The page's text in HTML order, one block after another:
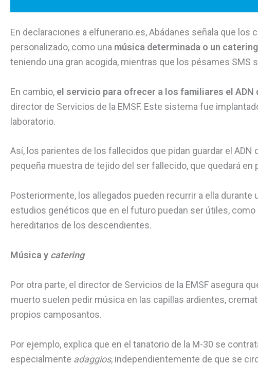
En declaraciones a elfunerario.es, Abádanes señala que los
personalizado, como una música determinada o un
teniendo una gran acogida, mientras que los pésames SMS
En cambio, el servicio para ofrecer a los familiares el
director de Servicios de la EMSF. Este sistema fue
laboratorio.
Así, los parientes de los fallecidos que pidan guardar el
pequeña muestra de tejido del ser fallecido, que quedará en
Posteriormente, los allegados pueden recurrir a ella durante
estudios genéticos que en el futuro puedan ser útiles,
hereditarios de los descendientes.
Música y catering
Por otra parte, el director de Servicios de la EMSF asegura
muerto suelen pedir música en las capillas ardientes,
propios camposantos.
Por ejemplo, explica que en el tanatorio de la M-30 se
especialmente adaggios, independientemente de que se